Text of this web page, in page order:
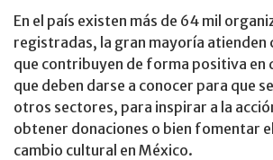
En el país existen más de 64 mil
registradas, la gran mayoría atienden
que contribuyen de forma positiva en
que deben darse a conocer para que
otros sectores, para inspirar a la
obtener donaciones o bien fomentar
cambio cultural en México.